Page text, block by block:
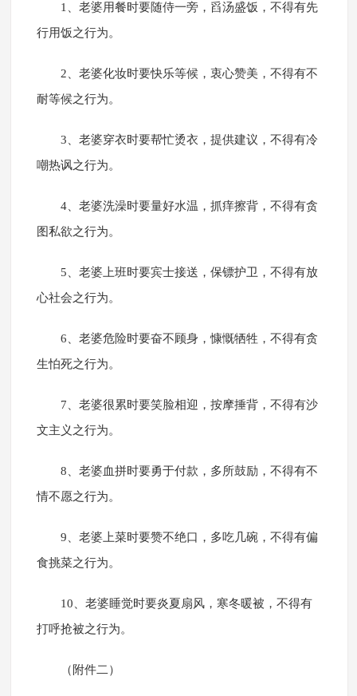
1、老婆用餐时要随侍一旁，舀汤盛饭，不得有先
行用饭之行为。
2、老婆化妆时要快乐等候，衷心赞美，不得有不
耐等候之行为。
3、老婆穿衣时要帮忙烫衣，提供建议，不得有冷
嘲热讽之行为。
4、老婆洗澡时要量好水温，抓痒擦背，不得有贪
图私欲之行为。
5、老婆上班时要宾士接送，保镖护卫，不得有放
心社会之行为。
6、老婆危险时要奋不顾身，慷慨牺牲，不得有贪
生怕死之行为。
7、老婆很累时要笑脸相迎，按摩捶背，不得有沙
文主义之行为。
8、老婆血拼时要勇于付款，多所鼓励，不得有不
情不愿之行为。
9、老婆上菜时要赞不绝口，多吃几碗，不得有偏
食挑菜之行为。
10、老婆睡觉时要炎夏扇风，寒冬暖被，不得有
打呼抢被之行为。
（附件二）